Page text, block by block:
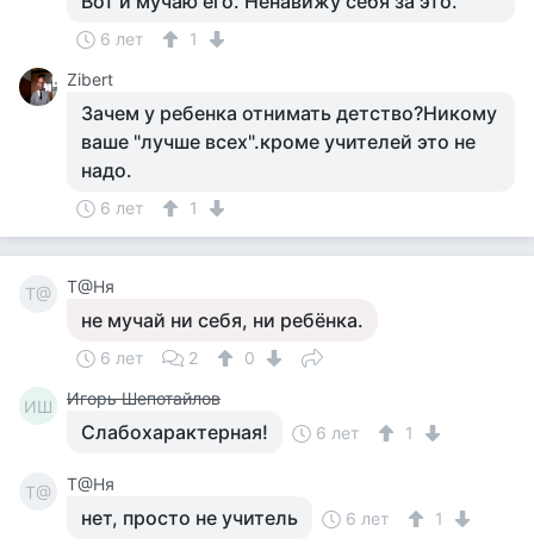
6 лет
1
Zibert
Зачем у ребенка отнимать детство?Никому
ваше "лучше всех".кроме учителей это не
надо.
6 лет 1
Т@ Т@Ня
не мучай ни себя, ни ребёнка.
6 лет 2 0
ИШ Игорь Шепотайлов
Слабохарактерная! 6 лет 1
Т@ Т@Ня
нет, просто не учитель 6 лет 1